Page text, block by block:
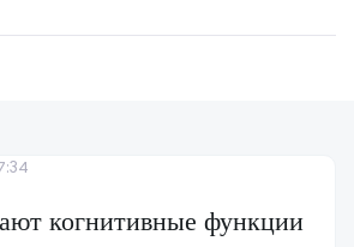
когнитивные функции